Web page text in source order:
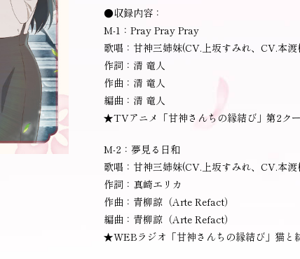
●収録内容：
M-1：Pray Pray Pray
歌唱：甘神三姉妹(CV.上坂すみれ、CV.本
作詞：清 竜人
作曲：清 竜人
編曲：清 竜人
★TVアニメ「甘神さんちの縁結び」第2ク
M-2：夢見る日和
歌唱：甘神三姉妹(CV.上坂すみれ、CV.本
作詞：真崎エリカ
作曲：青柳諒（Arte Refact）
編曲：青柳諒（Arte Refact）
★WEBラジオ「甘神さんちの縁結び」猫